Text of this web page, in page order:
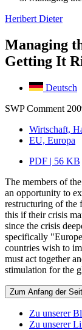
Heribert Dieter
Managing
Getting It
Deutsch
SWP Comment
Wirtschaft,
EU, Europa
PDF | 56 KB
The members of
an opportunity to
restructuring of the
this if their crisis
since the crisis
specifically
countries wish to
must act together
stimulation for the
Zum Anfang der
Zu unserer
Zu unserer